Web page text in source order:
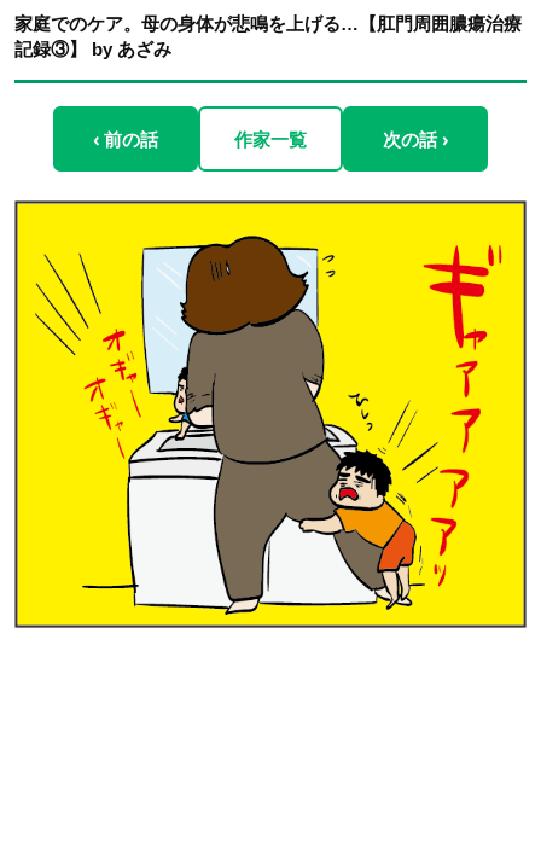
家庭でのケア。母の身体が悲鳴を上げる…【肛門周囲膿瘍治療
記録③】 by あざみ
‹ 前の話 作家一覧 次の話 ›